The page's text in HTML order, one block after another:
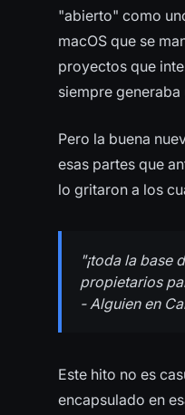
"abierto" como
macOS que se
proyectos que
siempre
Pero la buena
esas partes que
lo gritaron a los
"¡toda la base
propietarios
- Alguien en
Este hito no es
encapsulado en